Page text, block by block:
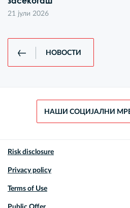
21 јули 2026
НОВОСТИ
НАШИ СОЦИЈАЛНИ
Risk disclosure
Privacy policy
Terms of Use